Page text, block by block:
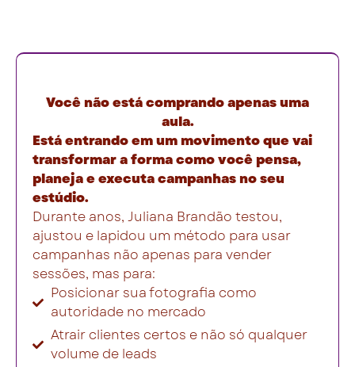
Você não está comprando apenas uma
aula.
Está entrando em um movimento que vai
transformar a forma como você pensa,
planeja e executa campanhas no seu
estúdio.
Durante anos, Juliana Brandão testou,
ajustou e lapidou um método para usar
campanhas não apenas para vender
sessões, mas para:
Posicionar sua fotografia como
autoridade no mercado
Atrair clientes certos e não só qualquer
volume de leads